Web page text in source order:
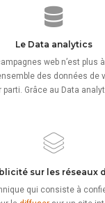
Le Data analytics
web n’est plus
des données de
Grâce au Data
sur les réseaux
qui consiste à